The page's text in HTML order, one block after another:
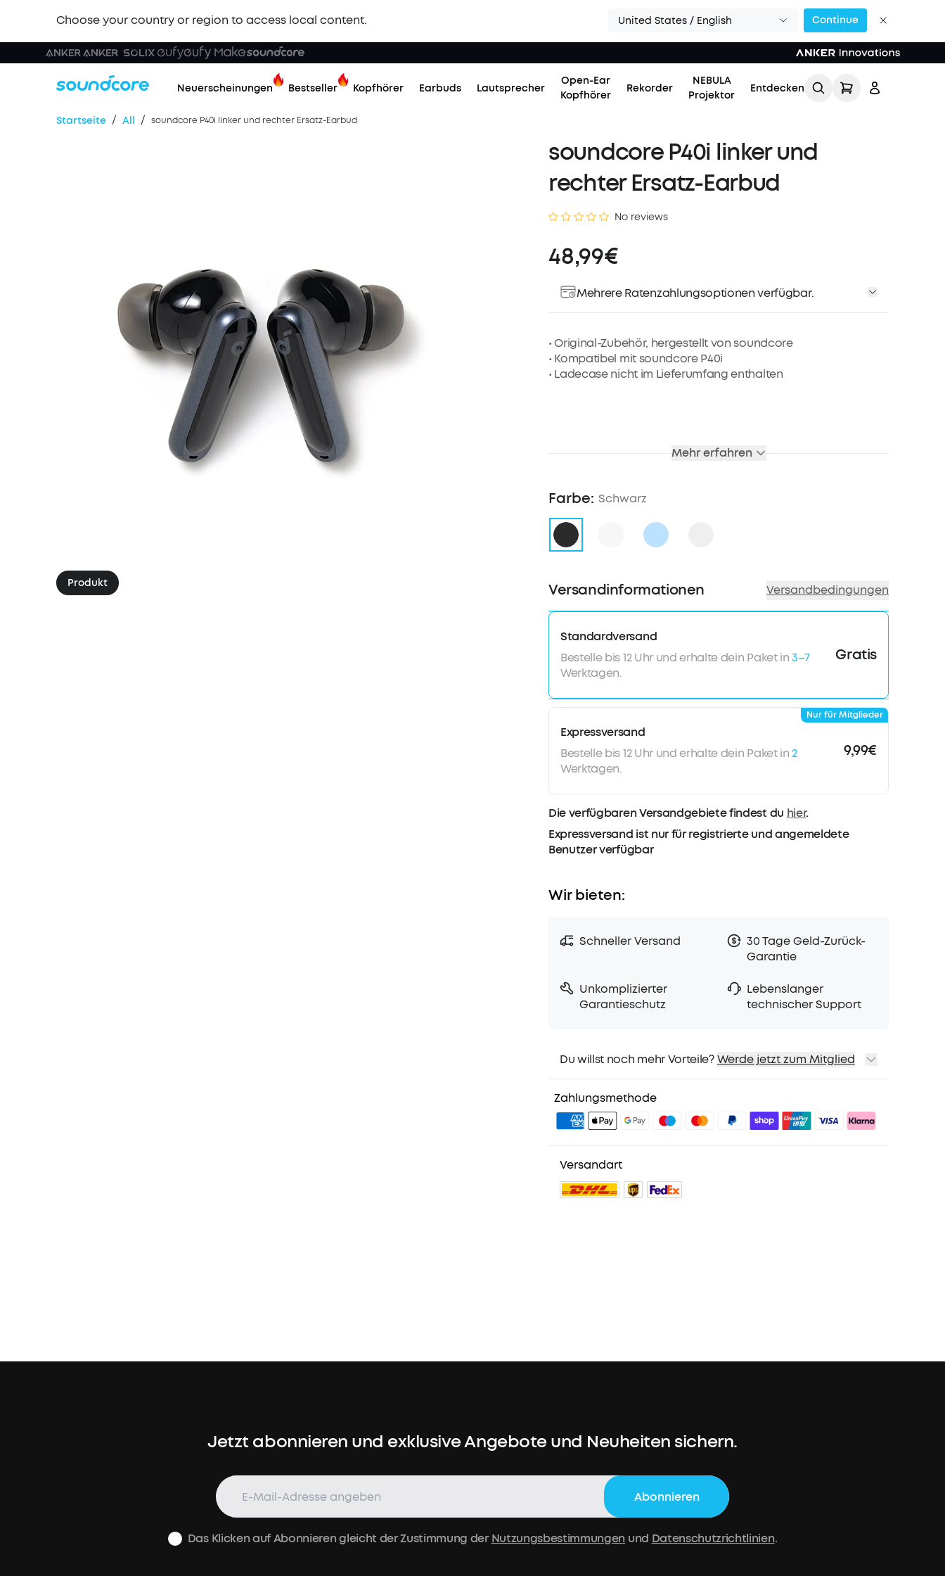
Choose your country or region to access local content. United States / English Continue
Neuerscheinungen Bestseller Kopfhörer Earbuds Lautsprecher
Open-Ear
Kopfhörer
Rekorder
NEBULA
Projektor
Entdecken
Lade Freunde ein & erhalte
Startseite / All / soundcore P40i linker und rechter Ersatz-Earbud
Produkt
soundcore P40i linker und
rechter Ersatz-Earbud
No reviews
48,99€
Mehrere Ratenzahlungsoptionen verfügbar.
• Original-Zubehör, hergestellt von soundcore
• Kompatibel mit soundcore P40i
• Ladecase nicht im Lieferumfang enthalten
Mehr erfahren
Farbe: Schwarz
Versandinformationen Versandbedingungen
Standardversand
Bestelle bis 12 Uhr und erhalte dein Paket in3–7
Werktagen.
Gratis
Expressversand
Bestelle bis 12 Uhr und erhalte dein Paket in2
Werktagen.
9,99€
Nur für Mitglieder
Die verfügbaren Versandgebiete findest du hier.
Expressversand ist nur für registrierte und angemeldete
Benutzer verfügbar
Wir bieten:
Schneller Versand
30 Tage Geld-Zurück-
Garantie
Unkomplizierter
Garantieschutz
Lebenslanger
technischer Support
Du willst noch mehr Vorteile? Werde jetzt zum Mitglied
2. Mitglieder-Preise für ausgewähte Produkte
3. Geburtstagsgeschenk
4. Weitere Vorteile mit soundcoreCreditsMehr erfahren
Zahlungsmethode
Versandart
48,99€
Original-
hergestellt
soundcore
erfahren
Jetzt abonnieren und exklusive Angebote und Neuheiten sichern.
Abonnieren
Das Klicken auf Abonnieren gleicht der Zustimmung derNutzungsbestimmungen und Datenschutzrichtlinien.